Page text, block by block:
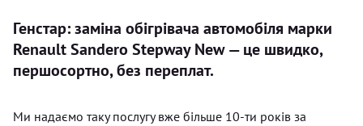
Генстар: заміна обігрівача автомобіля марки
Renault Sandero Stepway New — це швидко,
першосортно, без переплат.
Ми надаємо таку послугу вже більше 10-ти років за